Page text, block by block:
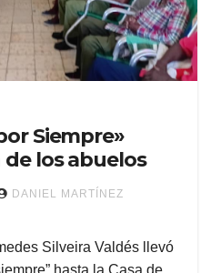
Siempre»
los abuelos
DANIEL MARTÍNEZ
Silveira Valdés llevó